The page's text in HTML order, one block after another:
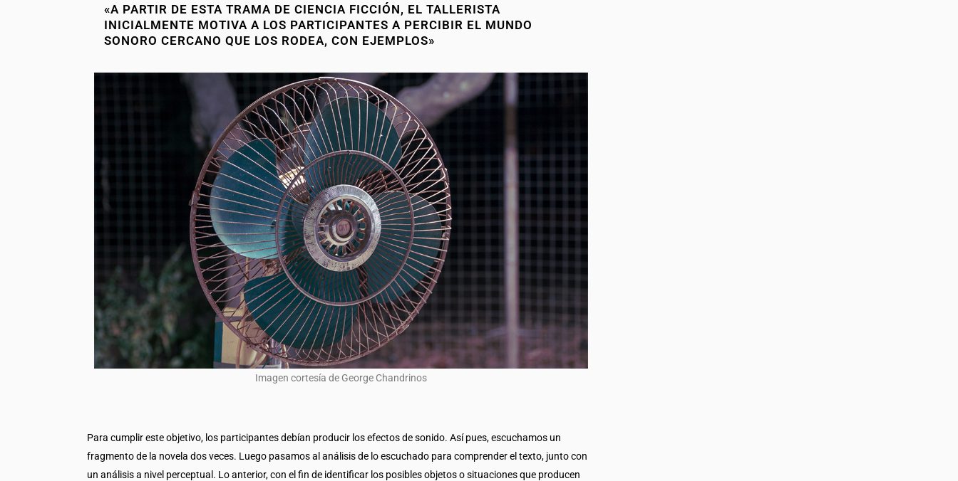
«A PARTIR DE ESTA TRAMA DE CIENCIA FICCIÓN, EL TALLERISTA
INICIALMENTE MOTIVA A LOS PARTICIPANTES A PERCIBIR EL MUNDO
SONORO CERCANO QUE LOS RODEA, CON EJEMPLOS»
Imagen cortesía de George Chandrinos
Para cumplir este objetivo, los participantes debían producir los efectos de sonido. Así pues, escuchamos un
fragmento de la novela dos veces. Luego pasamos al análisis de lo escuchado para comprender el texto, junto con
un análisis a nivel perceptual. Lo anterior, con el fin de identificar los posibles objetos o situaciones que producen